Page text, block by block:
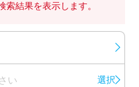
結果を表示します。
い 選択